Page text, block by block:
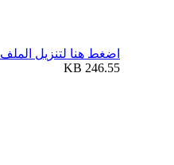
اضغط هنا لتنزيل الملف
246.55 KB